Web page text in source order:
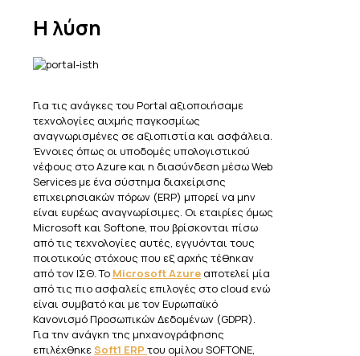
Η λύση
Για τις ανάγκες του Portal αξιοποιήσαμε
τεχνολογίες αιχμής παγκοσμίως
αναγνωρισμένες σε αξιοπιστία και ασφάλεια.
Έννοιες όπως οι υποδομές υπολογιστικού
νέφους στο Azure και η διασύνδεση μέσω Web
Services με ένα σύστημα διαχείρισης
επιχειρησιακών πόρων (ERP) μπορεί να μην
είναι ευρέως αναγνωρίσιμες. Oι εταιρίες όμως
Microsoft και Softone, που βρίσκονται πίσω
από τις τεχνολογίες αυτές, εγγυόνται τους
ποιοτικούς στόχους που εξ αρχής τέθηκαν
από τον ΙΣΘ. Το Microsoft Azure αποτελεί μία
από τις πιο ασφαλείς επιλογές στο cloud ενώ
είναι συμβατό και με τον Ευρωπαϊκό
Κανονισμό Προσωπικών Δεδομένων (GDPR).
Για την ανάγκη της μηχανογράφησης
επιλέχθηκεSoft1 ERP του ομίλου SOFTONE,